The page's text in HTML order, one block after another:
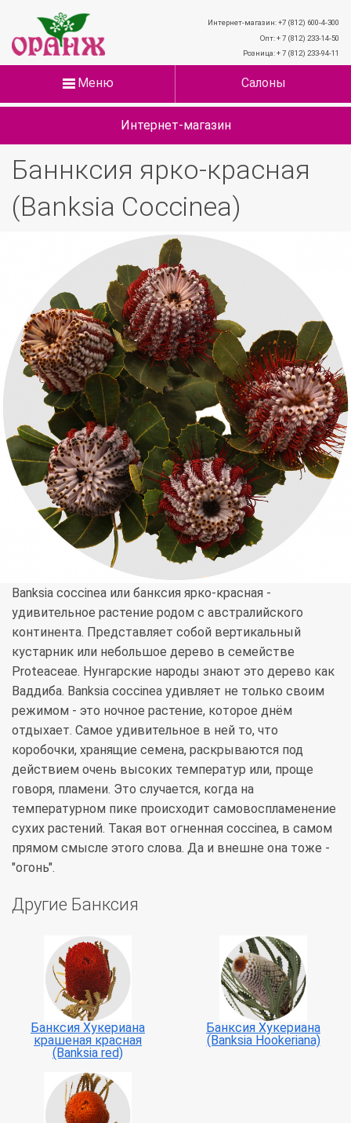
Интернет-магазин: +7 (812) 600-4-300
Опт: + 7 (812) 233-14-50
Розница: + 7 (812) 233-94-11
Меню Салоны
Интернет-магазин
Баннксия ярко-красная
(Banksia Coccinea)
Banksia coccinea или банксия ярко-красная -
удивительное растение родом с австралийского
континента. Представляет собой вертикальный
кустарник или небольшое дерево в семействе
Proteaceae. Нунгарские народы знают это дерево как
Ваддиба. Banksia coccinea удивляет не только своим
режимом - это ночное растение, которое днём
отдыхает. Самое удивительное в ней то, что
коробочки, хранящие семена, раскрываются под
действием очень высоких температур или, проще
говоря, пламени. Это случается, когда на
температурном пике происходит самовоспламенение
сухих растений. Такая вот огненная coccinea, в самом
прямом смысле этого слова. Да и внешне она тоже -
"огонь".
Другие Банксия
Банксия Хукериана
крашеная красная
(Banksia red)
Банксия Хукериана
(Banksia Hookeriana)